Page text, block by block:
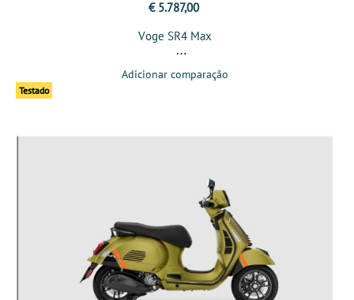
€ 5.787,00
Voge SR4 Max
Adicionar comparação
Testado